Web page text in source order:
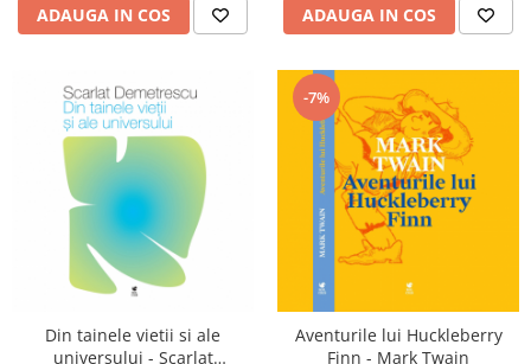
ADAUGA IN COS ADAUGA IN COS
Din tainele vietii si ale
universului - Scarlat
-7%
Aventurile lui Huckleberry
Finn - Mark Twain